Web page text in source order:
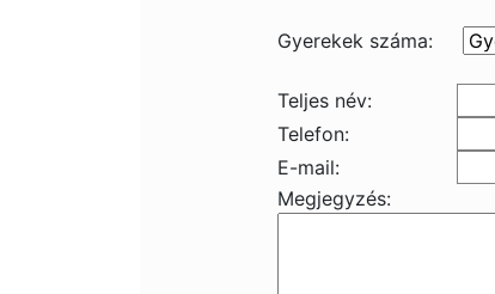
Gyerekek száma:
Teljes név:
Telefon:
E-mail:
Megjegyzés: